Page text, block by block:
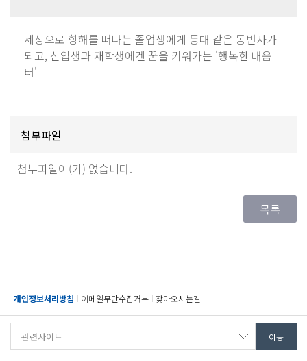
세상으로 항해를 떠나는 졸업생에게 등대 같은 동반자가
되고, 신입생과 재학생에겐 꿈을 키워가는 '행복한 배움
터'
첨부파일
첨부파일이(가) 없습니다.
개인정보처리방침 이메일무단수집거부 찾아오시는길